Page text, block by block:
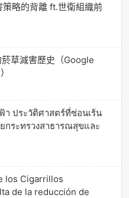
略的背離 ft.世衛組織前
草減害歷史（Google
า ประวัติศาสตร์ที่ซ่อนเร้น
กระทรวงสาธารณสุขและ
los Cigarrillos
de la reducción de